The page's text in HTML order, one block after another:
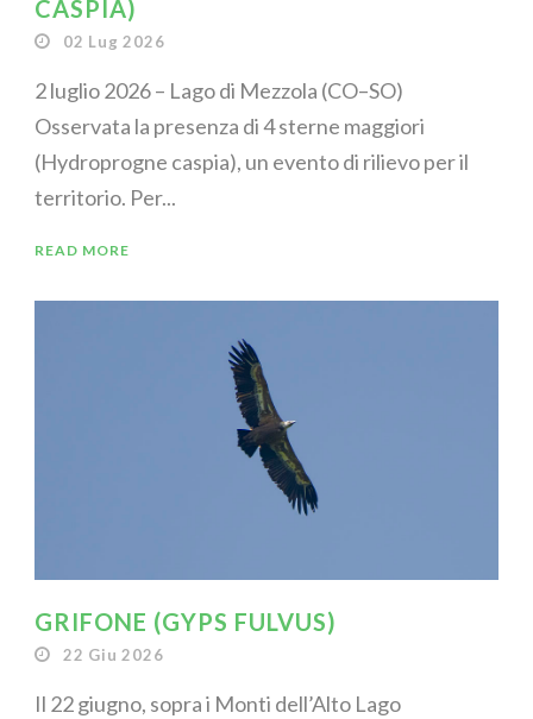
CASPIA)
02 Lug 2026
2 luglio 2026 – Lago di Mezzola (CO–SO)
Osservata la presenza di 4 sterne maggiori
(Hydroprogne caspia), un evento di rilievo per il
territorio. Per...
READ MORE
GRIFONE (GYPS FULVUS)
22 Giu 2026
Il 22 giugno, sopra i Monti dell’Alto Lago